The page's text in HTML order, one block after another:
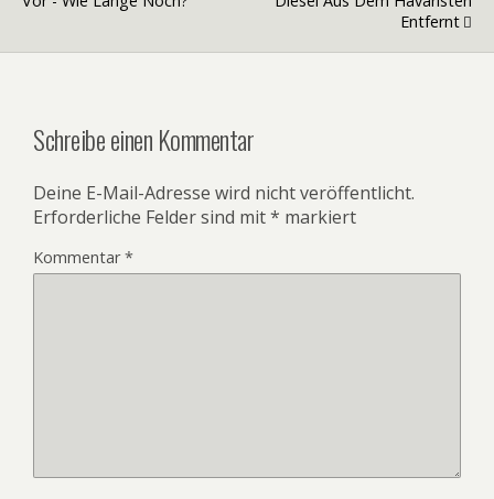
Entfernt
Schreibe einen Kommentar
Deine E-Mail-Adresse wird nicht veröffentlicht.
Erforderliche Felder sind mit* markiert
Kommentar*